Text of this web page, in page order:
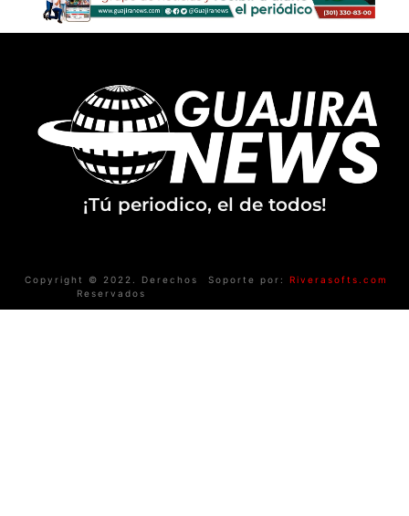
¡Tú periodico, el de todos!
Copyright © 2022. Derechos
Reservados
Soporte por: Riverasofts.com